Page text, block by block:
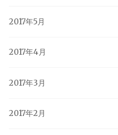
2017年5月
2017年4月
2017年3月
2017年2月